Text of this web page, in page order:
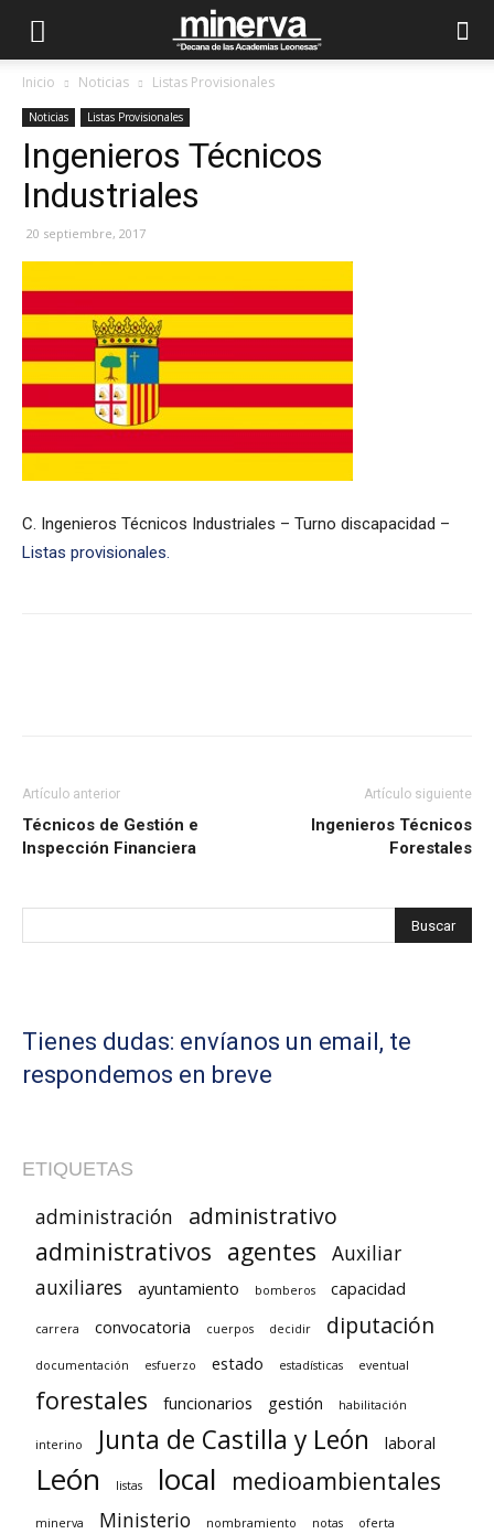
Inicio Noticias Listas Provisionales
Noticias Listas Provisionales
Ingenieros Técnicos
Industriales
20 septiembre, 2017
C. Ingenieros Técnicos Industriales – Turno discapacidad –
Listas provisionales.
Artículo anterior
Técnicos de Gestión e
Inspección Financiera
Artículo siguiente
Ingenieros Técnicos
Forestales
Tienes dudas: envíanos un email, te
respondemos en breve
ETIQUETAS
administración administrativo
administrativos agentes
Auxiliar
auxiliares
ayuntamiento bomberos capacidad
carrera convocatoria cuerpos decidir diputación
documentación esfuerzo estado estadísticas eventual
forestales funcionarios gestión habilitación
interino Junta de Castilla y León laboral
León listas local medioambientales
minerva Ministerio nombramiento notas oferta